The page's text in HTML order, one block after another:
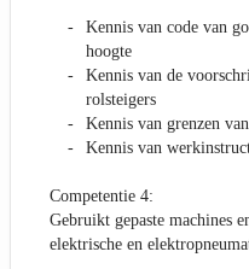
Kennis van code van
hoogte
Kennis van de
rolsteigers
Kennis van grenzen
Kennis van
Competentie 4:
Gebruikt gepaste machines
elektrische en